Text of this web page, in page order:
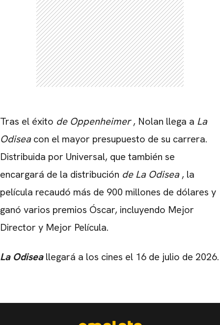
Tras el éxito de Oppenheimer, Nolan llega a La
Odiseacon el mayor presupuesto de su carrera.
Distribuida por Universal, que también se
encargará de la distribución de La Odisea, la
película recaudó más de 900 millones de dólares y
ganó varios premios Óscar, incluyendo Mejor
Director y Mejor Película.
La Odiseallegará a los cines el 16 de julio de 2026.